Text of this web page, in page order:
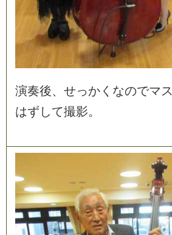
演奏後、 せっか く なのでマ ス
はずして撮影。